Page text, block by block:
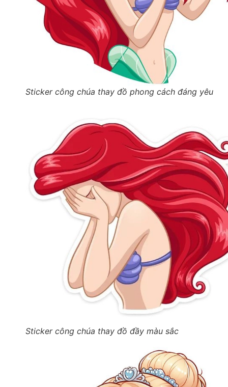
Sticker công chúa thay đồ phong cách đáng yêu
Sticker công chúa thay đồ đầy màu sắc